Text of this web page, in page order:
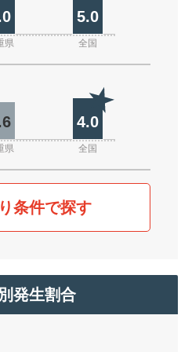
5.0
県 全国
4.0
県 全国
条件で探す
発生割合